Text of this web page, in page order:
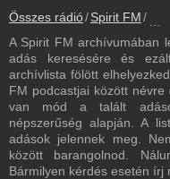
Spirit FM
Vissza a Spirit FM oldalára
Bejelentkezés
Hozz létre saját fiókot!
Műsorújság
Spirit FM műsorai
Hírek
Spirit FM kapcsolatos hírek
Összes rádió Spirit FM
A Spirit FM archívumában
adás keresésére és
archívlista fölött
FM podcastjai között
van mód a talált
népszerűség alapján. A
adások jelennek meg.
között barangolnod.
Bármilyen kérdés esetén írj